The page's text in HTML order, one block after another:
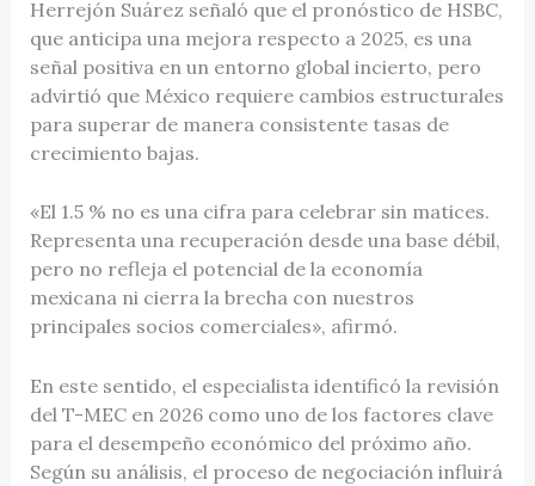
Herrejón Suárez señaló que el pronóstico de HSBC,
que anticipa una mejora respecto a 2025, es una
señal positiva en un entorno global incierto, pero
advirtió que México requiere cambios estructurales
para superar de manera consistente tasas de
crecimiento bajas.
«El 1.5 % no es una cifra para celebrar sin matices.
Representa una recuperación desde una base débil,
pero no refleja el potencial de la economía
mexicana ni cierra la brecha con nuestros
principales socios comerciales», afirmó.
En este sentido, el especialista identificó la revisión
del T-MEC en 2026 como uno de los factores clave
para el desempeño económico del próximo año.
Según su análisis, el proceso de negociación influirá